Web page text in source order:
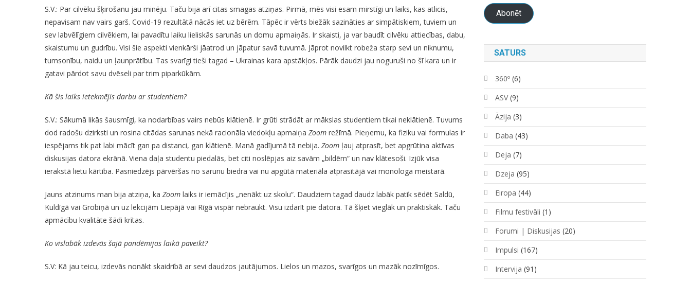
S.V.: Par cilvēku šķirošanu jau minēju. Taču bija arī citas smagas atziņas. Pirmā, mēs visi esam mirstīgi un laiks, kas atlicis,
nepavisam nav vairs garš. Covid-19 rezultātā nācās iet uz bērēm. Tāpēc ir vērts biežāk sazināties ar simpātiskiem, tuviem un
sev labvēlīgiem cilvēkiem, lai pavadītu laiku lieliskās sarunās un domu apmaiņās. Ir skaisti, ja var baudīt cilvēku attiecības, dabu,
skaistumu un gudrību. Visi šie aspekti vienkārši jāatrod un jāpatur savā tuvumā. Jāprot novilkt robeža starp sevi un niknumu,
tumsonību, naidu un ļaunprātību. Tas svarīgi tieši tagad – Ukrainas kara apstākļos. Pārāk daudzi jau noguruši no šī kara un ir
gatavi pārdot savu dvēseli par trim piparkūkām.
Kā šis laiks ietekmējis darbu ar studentiem?
S.V.: Sākumā likās šausmīgi, ka nodarbības vairs nebūs klātienē. Ir grūti strādāt ar mākslas studentiem tikai neklātienē. Tuvums
dod radošu dzirksti un rosina citādas sarunas nekā racionāla viedokļu apmaiņa Zoom režīmā. Pieņemu, ka fiziku vai formulas ir
iespējams tik pat labi mācīt gan pa distanci, gan klātienē. Manā gadījumā tā nebija. Zoom ļauj atprasīt, bet apgrūtina aktīvas
diskusijas datora ekrānā. Viena daļa studentu piedalās, bet citi noslēpjas aiz savām „bildēm“ un nav klātesoši. Izjūk visa
ierakstā lietu kārtība. Pasniedzējs pārvēršas no sarunu biedra vai nu apgūtā materiāla atprasītājā vai monologa meistarā.
Jauns atzinums man bija atziņa, ka Zoom laiks ir iemācījis „nenākt uz skolu“. Daudziem tagad daudz labāk patīk sēdēt Saldū,
Kuldīgā vai Grobiņā un uz lekcijām Liepājā vai Rīgā vispār nebraukt. Visu izdarīt pie datora. Tā šķiet vieglāk un praktiskāk. Taču
apmācību kvalitāte šādi krītas.
Ko vislabāk izdevās šajā pandēmijas laikā paveikt?
S.V: Kā jau teicu, izdevās nonākt skaidrībā ar sevi daudzos jautājumos. Lielos un mazos, svarīgos un mazāk nozīmīgos.
adrese
Abonēt
SATURS
360º (6)
ASV(9)
Āzija (3)
Daba (43)
Deja (7)
Dzeja (95)
Eiropa (44)
Filmu festivāli (1)
Forumi | Diskusijas (20)
Impulsi (167)
Intervija (91)